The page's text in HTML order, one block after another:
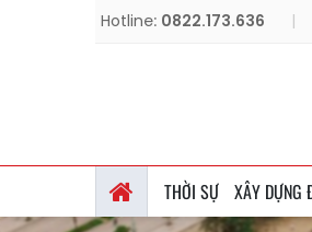
Hotline: 0822.173.636 |
THỜI SỰ XÂY DỰNG